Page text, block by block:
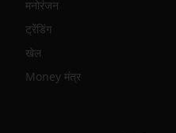
मनोरंजन
ट्रेंडिंग
खेल
Money मंत्र